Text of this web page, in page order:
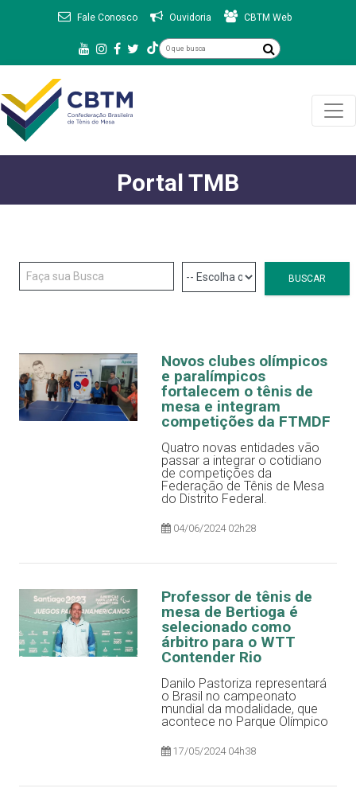
Fale Conosco Ouvidoria CBTM Web
Portal TMB
BUSCAR
Novos clubes olímpicos
e paralímpicos
fortalecem o tênis de
mesa e integram
competições da FTMDF
Quatro novas entidades vão
passar a integrar o cotidiano
de competições da
Federação de Tênis de Mesa
do Distrito Federal.
04/06/2024 02h28
Professor de tênis de
mesa de Bertioga é
selecionado como
árbitro para o WTT
Contender Rio
Danilo Pastoriza representará
o Brasil no campeonato
mundial da modalidade, que
acontece no Parque Olímpico
17/05/2024 04h38